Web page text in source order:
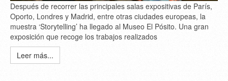
Después de recorrer las principales salas expositivas de París,
Oporto, Londres y Madrid, entre otras ciudades europeas, la
muestra ‘Storytelling’ ha llegado al Museo El Pósito. Una gran
exposición que recoge los trabajos realizados
Leer más...